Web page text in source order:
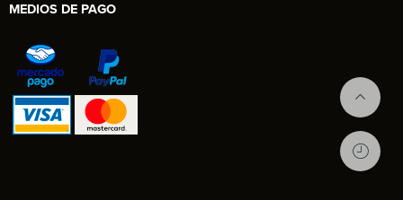
MEDIOS DE PAGO